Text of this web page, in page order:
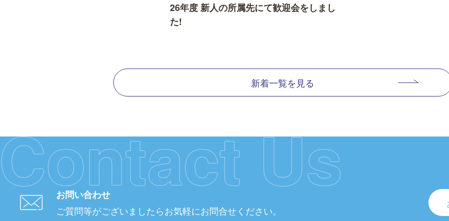
26年度 新人の所属先にて歓迎会をしまし
た!
新着一覧を見る
Us
お問い合わせ
ご質問等がございましたらお気軽にお問合せください。